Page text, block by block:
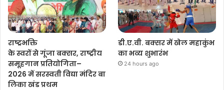
राष्ट्रभक्ति
के स्वरों से गूंजा बक्सर, राष्ट्रीय
समूहगान प्रतियोगिता–
2026 में सरस्वती विद्या मंदिर बा
लिका खंड प्रथम
डी.ए.वी. बक्सर में खेल महाकुंभ
का भव्य शुभारंभ
24 hours ago